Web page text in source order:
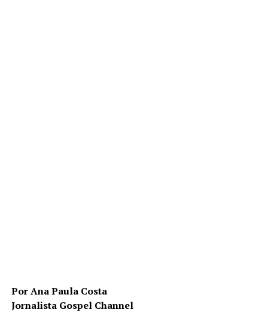
Por Ana Paula Costa
Jornalista Gospel Channel